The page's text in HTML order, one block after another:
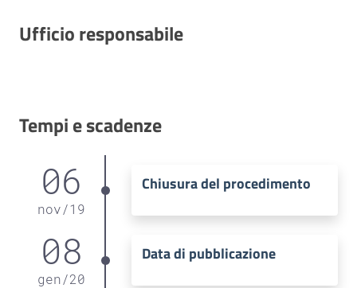
Ufficio responsabile
Tempi e scadenze
06
nov/19
Chiusura del procedimento
08
gen/20
Data di pubblicazione